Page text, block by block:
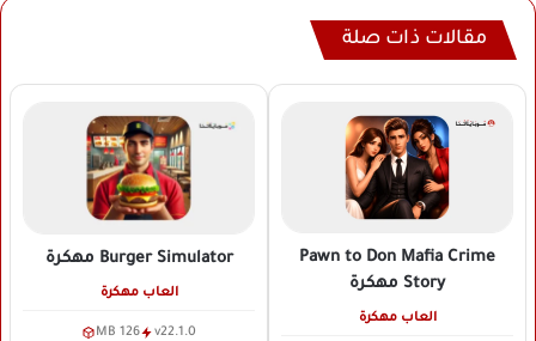
مقالات ذات صلة
Pawn to Don Mafia Crime
Story مهكرة
العاب مهكرة
Burger Simulator مهكرة
العاب مهكرة
v22.1.0
126 MB